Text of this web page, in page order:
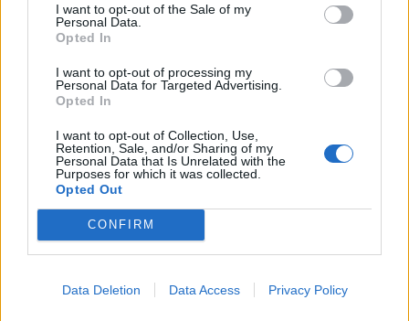
I want to opt-out of the Sale of my
Personal Data.
Opted In
I want to opt-out of processing my
Personal Data for Targeted Advertising.
Opted In
I want to opt-out of Collection, Use,
Retention, Sale, and/or Sharing of my
Personal Data that Is Unrelated with the
Purposes for which it was collected.
Opted Out
CONFIRM
Data Deletion Data Access Privacy Policy
155 / 155 Capítulo 2 / 42A Capítulo
266 / 266
305 / 305 Capítulo 2 / 42C Capítulo
ANTERIOR
SESIÓN PLENARIA 316 SESIÓN PLENARIA 317